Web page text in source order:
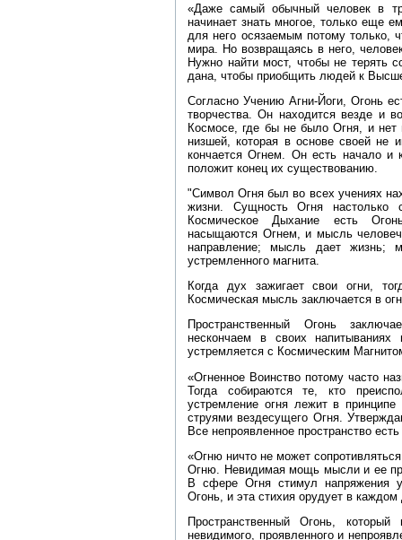
«Даже самый обычный человек в
начинает знать многое, только еще
для него осязаемым потому только,
мира. Но возвращаясь в него,
Нужно найти мост, чтобы не терять
дана, чтобы приобщить людей к
Согласно Учению Агни‑Йоги, Огонь
творчества. Он находится везде и
Космосе, где бы не было Огня, и
низшей, которая в основе своей не
кончается Огнем. Он есть начало и
положит конец их существованию.
"Символ Огня был во всех учениях
жизни. Сущность Огня настолько
Космическое Дыхание есть
насыщаются Огнем, и мысль
направление; мысль дает жизнь;
устремленного магнита.
Когда дух зажигает свои огни,
Космическая мысль заключается в
Пространственный Огонь
нескончаем в своих
устремляется с Космическим
«Огненное Воинство потому часто
Тогда собираются те, кто
устремление огня лежит в
струями вездесущего Огня.
Все непроявленное пространство
«Огню ничто не может
Огню. Невидимая мощь мысли и ее
В сфере Огня стимул напряжения
Огонь, и эта стихия орудует в
Пространственный Огонь,
невидимого, проявленного и